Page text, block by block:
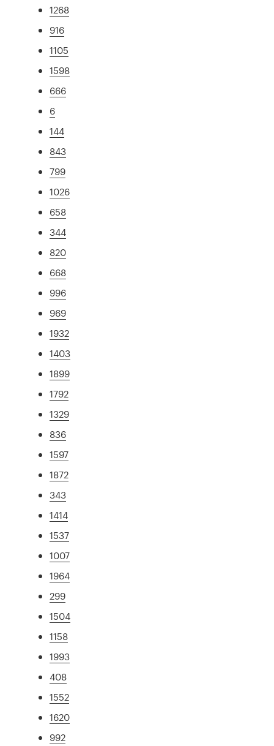
1268
916
1105
1598
666
6
144
843
799
1026
658
344
820
668
996
969
1932
1403
1899
1792
1329
836
1597
1872
343
1414
1537
1007
1964
299
1504
1158
1993
408
1552
1620
992